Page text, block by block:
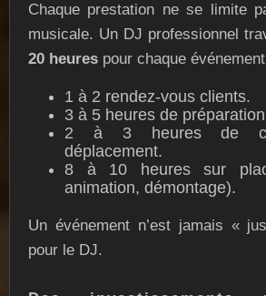
Chaque prestation ne se limite
musicale. Un DJ professionnel
20 heures pour chaque
1 à 2 rendez-vous clients.
3 à 5 heures de
2 à 3 heures de
déplacement.
8 à 10 heures sur
animation, démontage).
Un événement n’est jamais «
pour le DJ.